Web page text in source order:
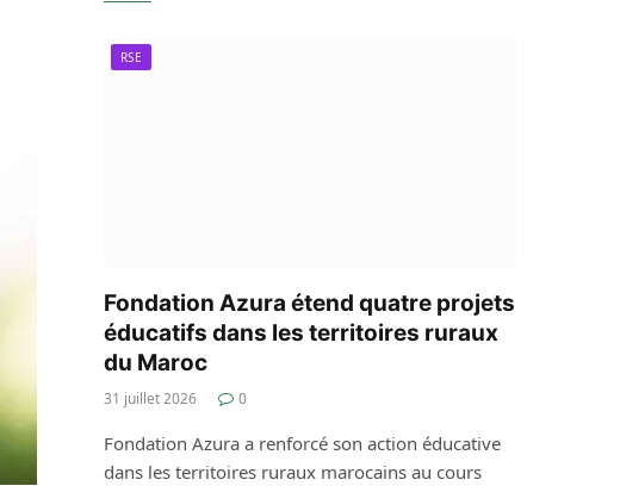
RSE
Fondation Azura étend quatre projets
éducatifs dans les territoires ruraux
du Maroc
31 juillet 2026 0
Fondation Azura a renforcé son action éducative
dans les territoires ruraux marocains au cours